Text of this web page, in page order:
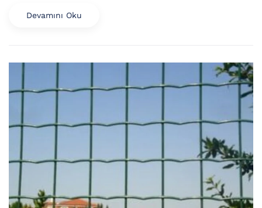
Devamını Oku